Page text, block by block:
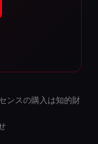
ンスの購入は知的財